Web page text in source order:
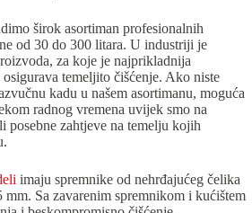
širok asortiman profesionalnih
od 30 do 300 litara. U industriji je
za koje je najprikladnija
temeljito čišćenje. Ako niste
kadu u našem asortimanu, moguća
radnog vremena uvijek smo na
posebne zahtjeve na temelju kojih
imaju spremnike od nehrđajućeg čelika
Sa zavarenim spremnikom i kućištem